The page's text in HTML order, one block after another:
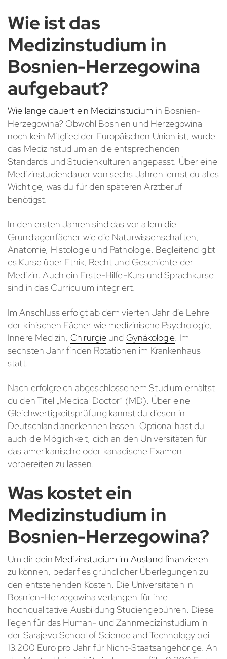
Wie ist das
Medizinstudium in
Bosnien-Herzegowina
aufgebaut?
Wie lange dauert ein Medizinstudium in Bosnien-
Herzegowina? Obwohl Bosnien und Herzegowina
noch kein Mitglied der Europäischen Union ist, wurde
das Medizinstudium an die entsprechenden
Standards und Studienkulturen angepasst. Über eine
Medizinstudiendauer von sechs Jahren lernst du alles
Wichtige, was du für den späteren Arztberuf
benötigst.
In den ersten Jahren sind das vor allem die
Grundlagenfächer wie die Naturwissenschaften,
Anatomie, Histologie und Pathologie. Begleitend gibt
es Kurse über Ethik, Recht und Geschichte der
Medizin. Auch ein Erste-Hilfe-Kurs und Sprachkurse
sind in das Curriculum integriert.
Im Anschluss erfolgt ab dem vierten Jahr die Lehre
der klinischen Fächer wie medizinische Psychologie,
Innere Medizin, Chirurgie und Gynäkologie. Im
sechsten Jahr finden Rotationen im Krankenhaus
statt.
Nach erfolgreich abgeschlossenem Studium erhältst
du den Titel „Medical Doctor“ (MD). Über eine
Gleichwertigkeitsprüfung kannst du diesen in
Deutschland anerkennen lassen. Optional hast du
auch die Möglichkeit, dich an den Universitäten für
das amerikanische oder kanadische Examen
vorbereiten zu lassen.
Was kostet ein
Medizinstudium in
Bosnien-Herzegowina?
Um dir dein Medizinstudium im Ausland finanzieren
zu können, bedarf es gründlicher Überlegungen zu
den entstehenden Kosten. Die Universitäten in
Bosnien-Herzegowina verlangen für ihre
hochqualitative Ausbildung Studiengebühren. Diese
liegen für das Human- und Zahnmedizinstudium in
der Sarajevo School of Science and Technology bei
13.200 Euro pro Jahr für Nicht-Staatsangehörige. An